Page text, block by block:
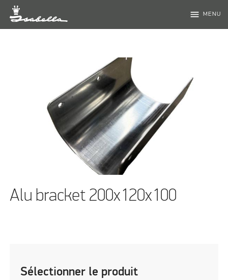
menu MENU
Alu bracket 200x120x100
Sélectionner le produit